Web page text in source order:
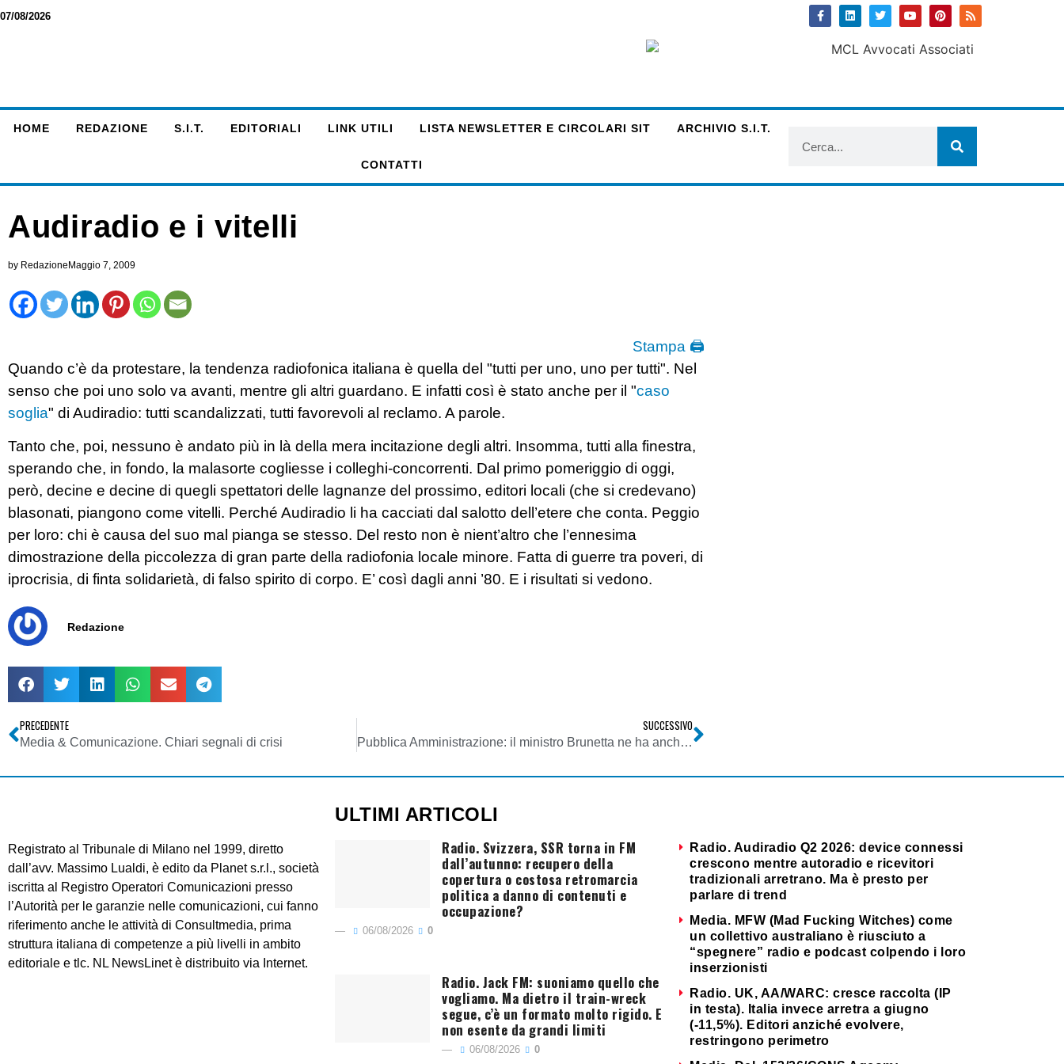
07/08/2026
HOME REDAZIONE S.I.T. EDITORIALI LINK UTILI LISTA NEWSLETTER E CIRCOLARI SIT ARCHIVIO S.I.T.
CONTATTI
Audiradio e i vitelli
by Redazione Maggio 7, 2009
Stampa 🖨
Quando c’è da protestare, la tendenza radiofonica italiana è quella del "tutti per uno, uno per tutti". Nel
senso che poi uno solo va avanti, mentre gli altri guardano. E infatti così è stato anche per il "caso
soglia" di Audiradio: tutti scandalizzati, tutti favorevoli al reclamo. A parole.
Tanto che, poi, nessuno è andato più in là della mera incitazione degli altri. Insomma, tutti alla finestra,
sperando che, in fondo, la malasorte cogliesse i colleghi-concorrenti. Dal primo pomeriggio di oggi,
però, decine e decine di quegli spettatori delle lagnanze del prossimo, editori locali (che si credevano)
blasonati, piangono come vitelli. Perché Audiradio li ha cacciati dal salotto dell’etere che conta. Peggio
per loro: chi è causa del suo mal pianga se stesso. Del resto non è nient’altro che l’ennesima
dimostrazione della piccolezza di gran parte della radiofonia locale minore. Fatta di guerre tra poveri, di
iprocrisia, di finta solidarietà, di falso spirito di corpo. E’ così dagli anni ’80. E i risultati si vedono.
Redazione
PRECEDENTE
Media & Comunicazione. Chiari segnali di crisi
SUCCESSIVO
Pubblica Amministrazione: il ministro Brunetta ne ha anche per Facebook negli uffici pubblici
Registrato al Tribunale di Milano nel 1999, diretto
dall’avv. Massimo Lualdi, è edito da Planet s.r.l., società
iscritta al Registro Operatori Comunicazioni presso
l’Autorità per le garanzie nelle comunicazioni, cui fanno
riferimento anche le attività di Consultmedia, prima
struttura italiana di competenze a più livelli in ambito
editoriale e tlc. NL NewsLinet è distribuito via Internet.
ULTIMI ARTICOLI
Radio. Svizzera, SSR torna in FM
dall’autunno: recupero della
copertura o costosa retromarcia
politica a danno di contenuti e
occupazione?
06/08/2026 0
Radio. Jack FM: suoniamo quello che
vogliamo. Ma dietro il train-wreck
segue, c’è un formato molto rigido. E
non esente da grandi limiti
06/08/2026 0
Radio. Audiradio Q2 2026: device connessi
crescono mentre autoradio e ricevitori
tradizionali arretrano. Ma è presto per
parlare di trend
Media. MFW (Mad Fucking Witches) come
un collettivo australiano è riusciuto a
“spegnere” radio e podcast colpendo i loro
inserzionisti
Radio. UK, AA/WARC: cresce raccolta (IP
in testa). Italia invece arretra a giugno
(-11,5%). Editori anziché evolvere,
restringono perimetro